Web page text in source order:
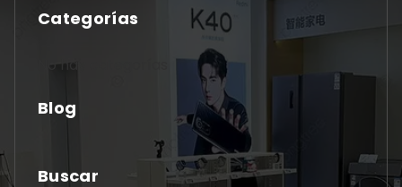
Categorías
No hay categorías
Blog
Buscar